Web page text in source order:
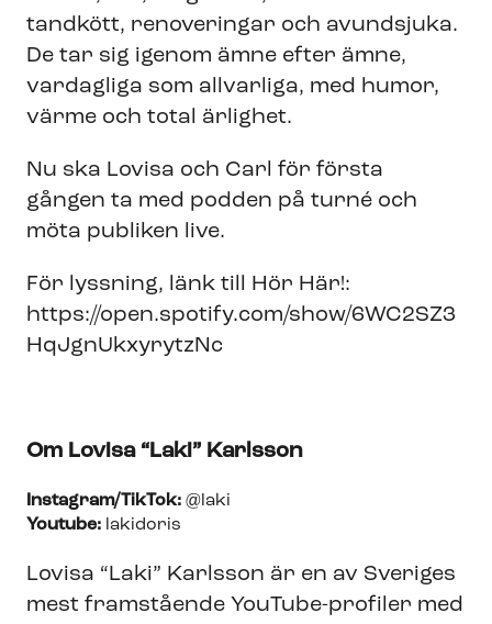
tandkött, renoveringar och avundsjuka.
De tar sig igenom ämne efter ämne,
vardagliga som allvarliga, med humor,
värme och total ärlighet.
Nu ska Lovisa och Carl för första
gången ta med podden på turné och
möta publiken live.
För lyssning, länk till Hör Här!:
https://open.spotify.com/show/6WC2SZ3
HqJgnUkxyrytzNc
Om Lovisa “Laki” Karlsson
Instagram/TikTok: @laki
Youtube: lakidoris
Lovisa “Laki” Karlsson är en av Sveriges
mest framstående YouTube-profiler med